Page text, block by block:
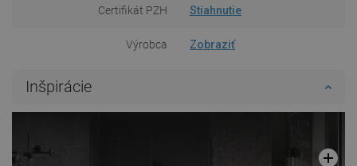
Certifikát PZH Stiahnutie
Výrobca Zobraziť
Inšpirácie